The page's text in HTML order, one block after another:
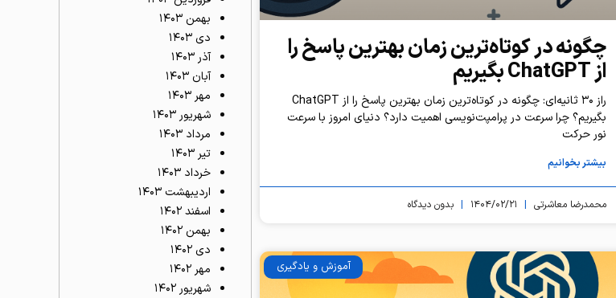
چگونه در کوتاه‌ترین زمان بهترین پاسخ را
از ChatGPT بگیریم
راز ۳۰ ثانیه‌ای: چگونه در کوتاه‌ترین زمان بهترین پاسخ را از ChatGPT
بگیریم؟ چرا سرعت در پرامپت‌نویسی اهمیت دارد؟ دنیای امروز با سرعت
نور حرکت
بیشتر بخوانیم
محمدرضا معاشرتی بدون دیدگاه
آموزش و یادگیری
بهمن ۱۴۰۳
دی ۱۴۰۳
آذر ۱۴۰۳
آبان ۱۴۰۳
مهر ۱۴۰۳
شهریور ۱۴۰۳
مرداد ۱۴۰۳
تیر ۱۴۰۳
خرداد ۱۴۰۳
اردیبهشت ۱۴۰۳
اسفند ۱۴۰۲
بهمن ۱۴۰۲
دی ۱۴۰۲
مهر ۱۴۰۲
شهریور ۱۴۰۲